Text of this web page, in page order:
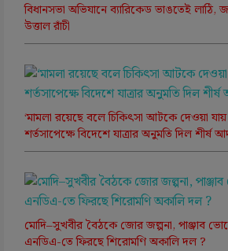
বিধানসভা অভিযানে ব্যারিকেড ভাঙতেই লাঠি,
উত্তাল রাঁচী
‘মামলা রয়েছে বলে চিকিৎসা আটকে দেওয়া
শর্তসাপেক্ষে বিদেশে যাত্রার অনুমতি দিল শীর্ষ
মোদি–সুখবীর বৈঠকে জোর জল্পনা, পাঞ্জাব
এনডিএ-তে ফিরছে শিরোমণি অকালি দল ?